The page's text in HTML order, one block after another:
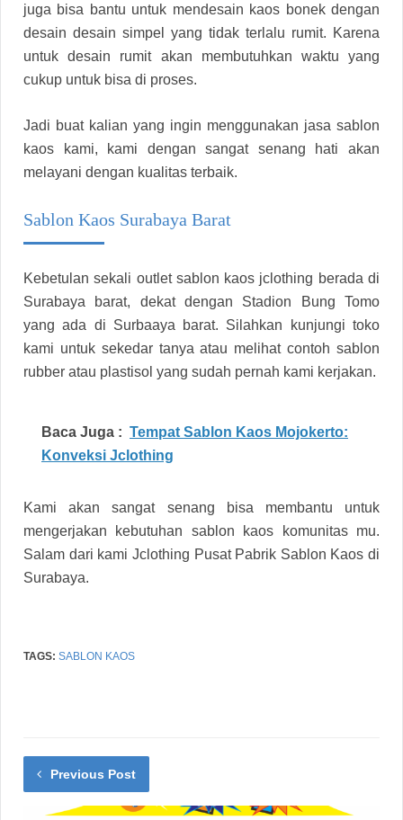
juga bisa bantu untuk mendesain kaos bonek dengan
desain desain simpel yang tidak terlalu rumit. Karena
untuk desain rumit akan membutuhkan waktu yang
cukup untuk bisa di proses.
Jadi buat kalian yang ingin menggunakan jasa sablon
kaos kami, kami dengan sangat senang hati akan
melayani dengan kualitas terbaik.
Sablon Kaos Surabaya Barat
Kebetulan sekali outlet sablon kaos jclothing berada di
Surabaya barat, dekat dengan Stadion Bung Tomo
yang ada di Surbaaya barat. Silahkan kunjungi toko
kami untuk sekedar tanya atau melihat contoh sablon
rubber atau plastisol yang sudah pernah kami kerjakan.
Baca Juga : Tempat Sablon Kaos Mojokerto:
Konveksi Jclothing
Kami akan sangat senang bisa membantu untuk
mengerjakan kebutuhan sablon kaos komunitas mu.
Salam dari kami Jclothing Pusat Pabrik Sablon Kaos di
Surabaya.
TAGS: SABLON KAOS
Previous Post